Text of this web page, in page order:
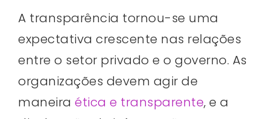
A transparência tornou-se uma
expectativa crescente nas relações
entre o setor privado e o governo. As
organizações devem agir de
maneira ética e transparente, e a